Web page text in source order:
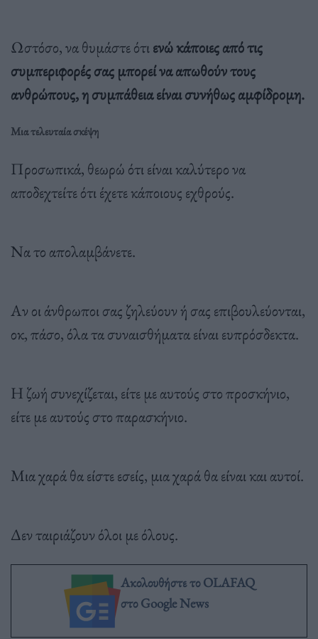
Ωστόσο, να θυμάστε ότιενώ κάποιες από τις
συμπεριφορές σας μπορεί να απωθούν τους
ανθρώπους, η συμπάθεια είναι συνήθως αμφίδρομη.
Μια τελευταία σκέψη
Προσωπικά, θεωρώ ότι είναι καλύτερο να
αποδεχτείτε ότι έχετε κάποιους εχθρούς.
Να το απολαμβάνετε.
Αν οι άνθρωποι σας ζηλεύουν ή σας επιβουλεύονται,
οκ, πάσο, όλα τα συναισθήματα είναι ευπρόσδεκτα.
Η ζωή συνεχίζεται, είτε με αυτούς στο προσκήνιο,
είτε με αυτούς στο παρασκήνιο.
Μια χαρά θα είστε εσείς, μια χαρά θα είναι και αυτοί.
Δεν ταιριάζουν όλοι με όλους.
Ακολουθήστε το OLAFAQ
στο Google News